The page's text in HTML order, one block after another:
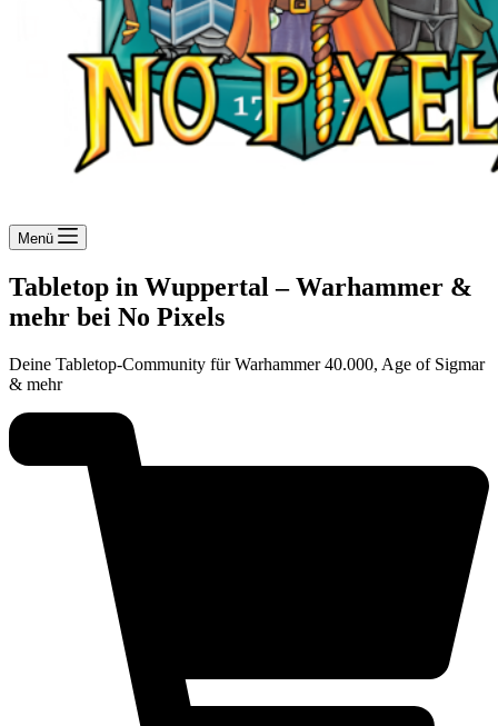
Menü
Tabletop in Wuppertal – Warhammer &
mehr bei No Pixels
Deine Tabletop-Community für Warhammer 40.000, Age of Sigmar
& mehr